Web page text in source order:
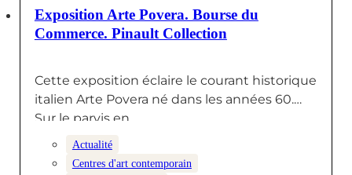
18 DÉCEMBRE 2024
Exposition Arte Povera. Bourse du
Commerce. Pinault Collection
Cette exposition éclaire le courant historique
italien Arte Povera né dans les années 60.
Sur le parvis en…
Actualité
Centres d'art contemporain